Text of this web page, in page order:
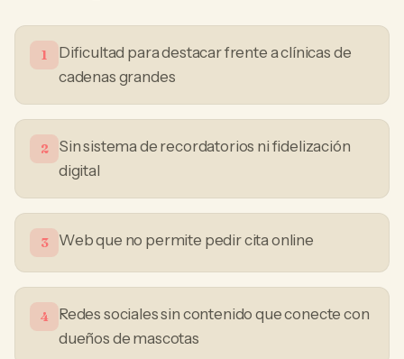
1
Dificultad para destacar frente a clínicas de
cadenas grandes
2
Sin sistema de recordatorios ni fidelización
digital
3 Web que no permite pedir cita online
4
Redes sociales sin contenido que conecte con
dueños de mascotas